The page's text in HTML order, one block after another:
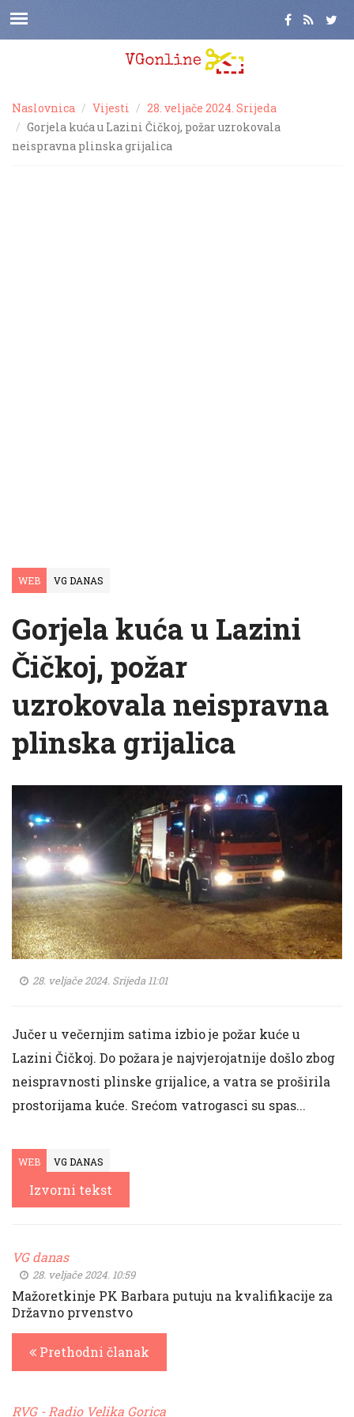
Naslovnica Vijesti
28. veljače 2024. Srijeda
Gorjela kuća u Lazini Čičkoj, požar uzrokovala
neispravna plinska grijalica
WEB VG DANAS
Gorjela kuća u Lazini
Čičkoj, požar
uzrokovala neispravna
plinska grijalica
28. veljače 2024. Srijeda 11:01
Jučer u večernjim satima izbio je požar kuće u
Lazini Čičkoj. Do požara je najvjerojatnije došlo zbog
neispravnosti plinske grijalice, a vatra se proširila
prostorijama kuće. Srećom vatrogasci su spas...
WEB VG DANAS
Izvorni tekst
VG danas
28. veljače 2024. 10:59
Mažoretkinje PK Barbara putuju na kvalifikacije za
Državno prvenstvo
Prethodni članak
RVG - Radio Velika Gorica